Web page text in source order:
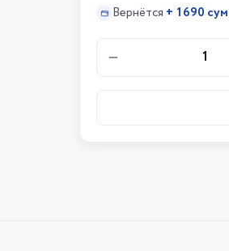
Вернётся + 1690 сум
1